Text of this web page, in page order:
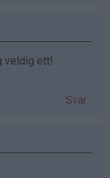
veldig ett!
Svar